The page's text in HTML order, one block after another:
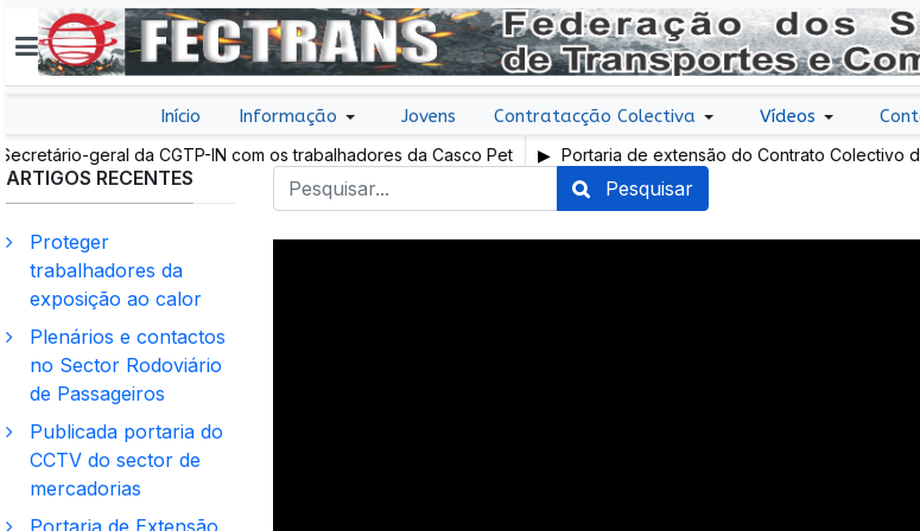
Início Informação Jovens Contratacção Colectiva Vídeos
geral da CGTP-IN com os trabalhadores da Casco Pet
Portaria de extensão do Contrato Colectivo de
sector de mercadorias
Pesquisar
ARTIGOS RECENTES
Proteger
trabalhadores da
exposição ao calor
Plenários e contactos
no Sector Rodoviário
de Passageiros
Publicada portaria do
CCTV do sector de
mercadorias
Portaria de Extensão